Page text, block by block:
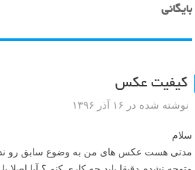
بایگانی
کیفیت عکس
نوشته شده در ۱۶ آذر ۱۳۹۶
سلام
مدتی هست عکس های من به وضوع سابق رو